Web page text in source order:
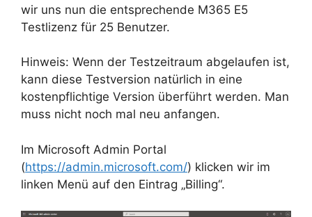
wir uns nun die entsprechende M365 E5
Testlizenz für 25 Benutzer.
Hinweis: Wenn der Testzeitraum abgelaufen ist,
kann diese Testversion natürlich in eine
kostenpflichtige Version überführt werden. Man
muss nicht noch mal neu anfangen.
Im Microsoft Admin Portal
(https://admin.microsoft.com/) klicken wir im
linken Menü auf den Eintrag „Billing“.